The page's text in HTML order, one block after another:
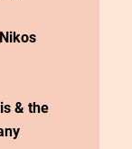
Nikos
& the